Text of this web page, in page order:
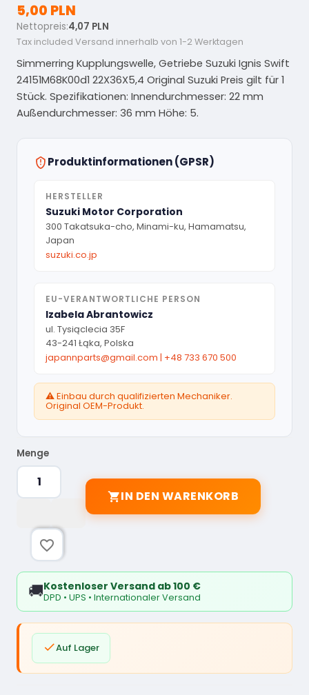
5,00 PLN
Nettopreis:4,07 PLN
Tax included Versand innerhalb von 1-2 Werktagen
Simmerring Kupplungswelle, Getriebe Suzuki Ignis Swift
24151M68K00d1 22X36X5,4 Original Suzuki Preis gilt für 1
Stück. Spezifikationen: Innendurchmesser: 22 mm
Außendurchmesser: 36 mm Höhe: 5.
Produktinformationen (GPSR)
HERSTELLER
Suzuki Motor Corporation
300 Takatsuka-cho, Minami-ku, Hamamatsu,
Japan
suzuki.co.jp
EU-VERANTWORTLICHE PERSON
Izabela Abrantowicz
ul. Tysiąclecia 35F
43-241 Łąka, Polska
japannparts@gmail.com | +48 733 670 500
⚠️ Einbau durch qualifizierten Mechaniker.
Original OEM-Produkt.
Menge
IN DEN WARENKORB
favorite_border
🚚Kostenloser Versand ab 100 €
DPD • UPS • Internationaler Versand
Auf Lager